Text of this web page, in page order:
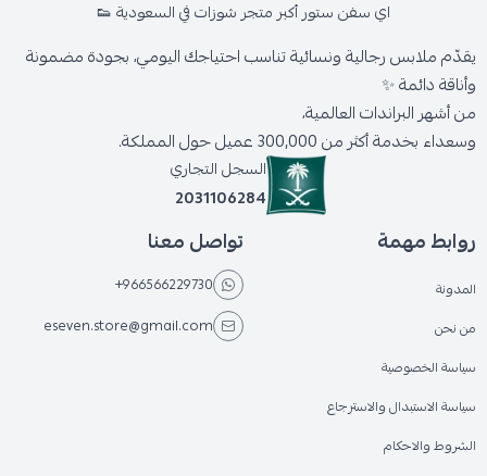
اي سفن ستور أكبر متجر شوزات في السعودية 👟
يقدّم ملابس رجالية ونسائية تناسب احتياجك اليومي، بجودة مضمونة
وأناقة دائمة ✨
من أشهر البراندات العالمية،
وسعداء بخدمة أكثر من 300,000 عميل حول المملكة.
السجل التجاري
2031106284
روابط مهمة
المدونة
من نحن
سياسة الخصوصية
سياسة الاستبدال والاسترجاع
الشروط والاحكام
تواصل معنا
+966566229730
eseven.store@gmail.com